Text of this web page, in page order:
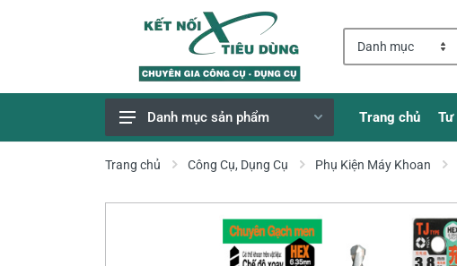
Giao Hàng Miễn Phí
Danh mục sản phẩm Trang chủ Tư
Trang chủ Công Cụ, Dụng Cụ Phụ Kiện Máy Khoan